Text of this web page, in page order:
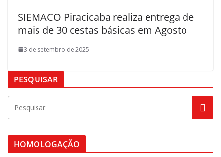
SIEMACO Piracicaba realiza entrega de
mais de 30 cestas básicas em Agosto
3 de setembro de 2025
PESQUISAR
HOMOLOGAÇÃO